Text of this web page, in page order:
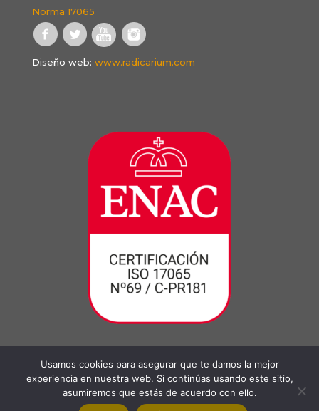
Norma 17065
Diseño web: www.radicarium.com
Usamos cookies para asegurar que te damos la mejor
experiencia en nuestra web. Si continúas usando este sitio,
asumiremos que estás de acuerdo con ello.